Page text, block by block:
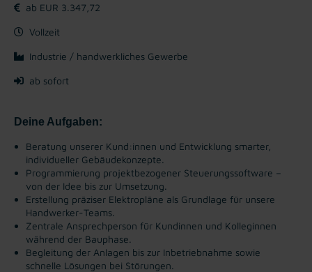
ab EUR 3.347,72
Vollzeit
Industrie / handwerkliches Gewerbe
ab sofort
Deine Aufgaben:
Beratung unserer Kund:innen und Entwicklung smarter,
individueller Gebäudekonzepte.
Programmierung projektbezogener Steuerungssoftware –
von der Idee bis zur Umsetzung.
Erstellung präziser Elektropläne als Grundlage für unsere
Handwerker-Teams.
Zentrale Ansprechperson für Kundinnen und Kolleginnen
während der Bauphase.
Begleitung der Anlagen bis zur Inbetriebnahme sowie
schnelle Lösungen bei Störungen.